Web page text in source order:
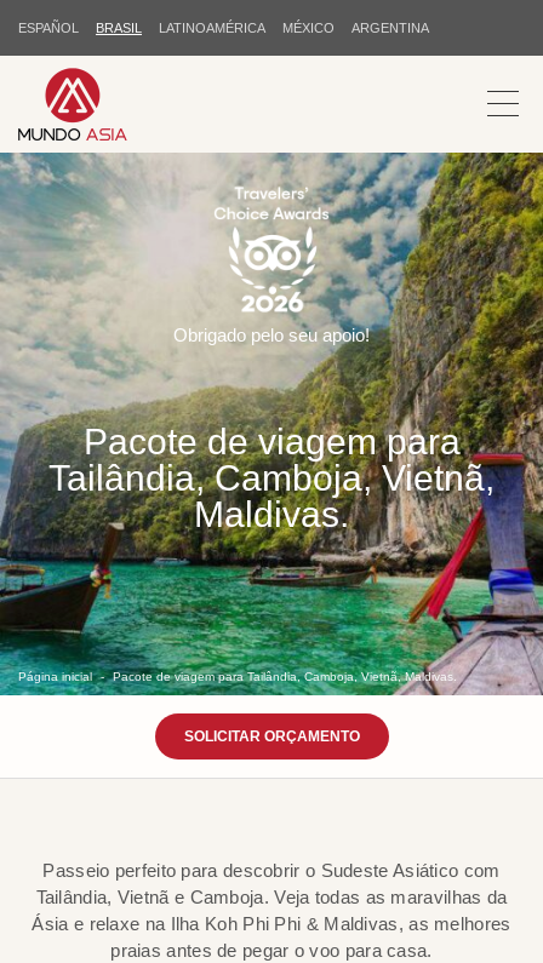
ESPAÑOL BRASIL LATINOAMÉRICA MÉXICO ARGENTINA
Pacote de viagem para
Tailândia, Camboja, Vietnã,
Maldivas.
Página inicial Pacote de viagem para Tailândia, Camboja, Vietnã, Maldivas.
Obrigado pelo seu apoio!
SOLICITAR ORÇAMENTO
Passeio perfeito para descobrir o Sudeste Asiático com
Tailândia, Vietnã e Camboja. Veja todas as maravilhas da
Ásia e relaxe na Ilha Koh Phi Phi & Maldivas, as melhores
praias antes de pegar o voo para casa.